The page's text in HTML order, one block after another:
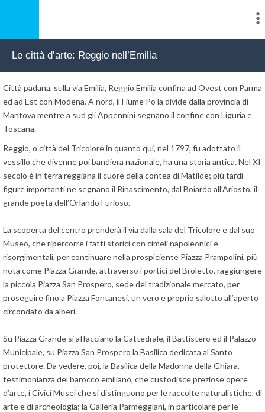
Le città d’arte: Reggio nell’Emilia
Città padana, sulla via Emilia, Reggio Emilia confina ad Ovest con Parma
ed ad Est con Modena. A nord, il Fiume Po la divide dalla provincia di
Mantova mentre a sud gli Appennini segnano il confine con Liguria e
Toscana.
Reggio, o città del Tricolore in quanto qui, nel 1797, fu adottato il
vessillo che divenne poi bandiera nazionale, ha una storia antica. Nel XI
secolo è in terra reggiana il cuore della contea di Matilde; più tardi
figure importanti ne segnano il Rinascimento, dal Boiardo all’Ariosto, il
grande poeta dell’Orlando Furioso.
La scoperta del centro prenderà il via dalla sala del Tricolore e dal suo
Museo, che ripercorre i fatti storici con cimeli napoleonici e
risorgimentali, per continuare nella prospiciente Piazza Prampolini, più
nota come Piazza Grande, attraverso i portici del Broletto, raggiungere
la piccola Piazza San Prospero, sede del tradizionale mercato, per
proseguire fino a Piazza Fontanesi, un vero e proprio salotto all’aperto
circondato da alberi.
Su Piazza Grande si affacciano la Cattedrale, il Battistero ed il Palazzo
Municipale, su Piazza San Prospero la Basilica dedicata al Santo
protettore. Da vedere, poi, la Basilica della Madonna della Ghiara,
testimonianza del barocco emiliano, che custodisce preziose opere
d’arte, i Civici Musei che si distinguono per le raccolte naturalistiche, di
arte e di archeologia; la Galleria Parmeggiani, in particolare per le